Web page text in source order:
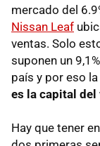
mercado del
Nissan Leaf
ventas. Solo
suponen un
país y por eso
es la capital
Hay que tener